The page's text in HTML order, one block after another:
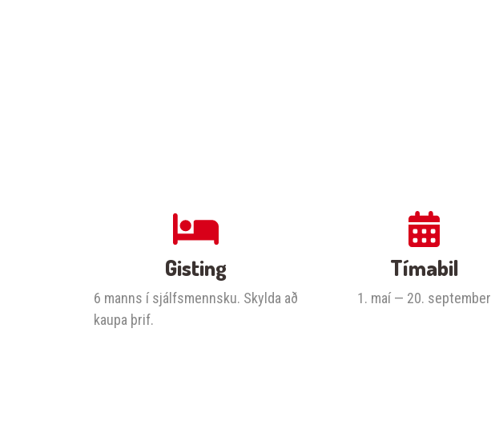
Gisting
6 manns í sjálfsmennsku. Skylda að
kaupa þrif.
Tímabil
1. maí — 20. september